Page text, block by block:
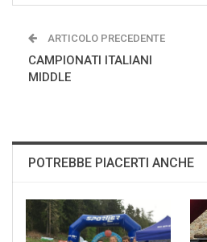
ARTICOLO PRECEDENTE
CAMPIONATI ITALIANI
MIDDLE
POTREBBE PIACERTI ANCHE